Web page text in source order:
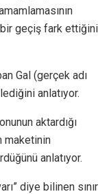
geçiş fark ettiğini
Gal (gerçek adı
anlatıyor.
aktardığı
maketinin
anlatıyor.
diye bilinen sınır